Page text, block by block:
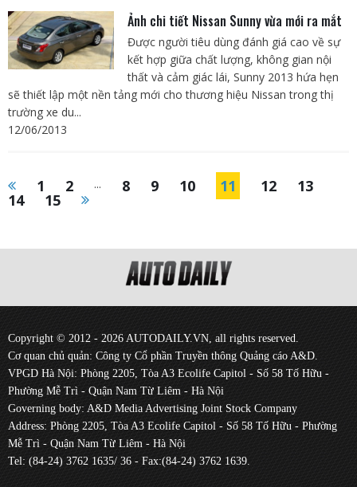
Ảnh chi tiết Nissan Sunny vừa mới ra mắt
Được người tiêu dùng đánh giá cao về sự
kết hợp giữa chất lượng, không gian nội
thất và cảm giác lái, Sunny 2013 hứa hẹn
sẽ thiết lập một nền tảng mới cho thương hiệu Nissan trong thị
trường xe du...
12/06/2013
1 2 ... 8 9 10 11 12 13
14 15
Copyright © 2012 - 2026 AUTODAILY.VN, all rights reserved.
Cơ quan chủ quản: Công ty Cổ phần Truyền thông Quảng cáo A&D.
VPGD Hà Nội: Phòng 2205, Tòa A3 Ecolife Capitol - Số 58 Tố Hữu -
Phường Mễ Trì - Quận Nam Từ Liêm - Hà Nội
Governing body: A&D Media Advertising Joint Stock Company
Address: Phòng 2205, Tòa A3 Ecolife Capitol - Số 58 Tố Hữu - Phường
Mễ Trì - Quận Nam Từ Liêm - Hà Nội
Tel: (84-24) 3762 1635/ 36 - Fax:(84-24) 3762 1639.